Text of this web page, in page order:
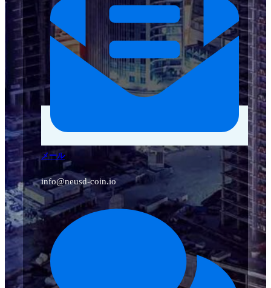
メール
info@neusd-coin.io